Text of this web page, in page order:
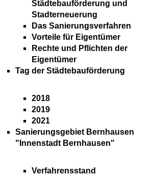
Städtebauförderung und
Stadterneuerung
Das Sanierungsverfahren
Vorteile für Eigentümer
Rechte und Pflichten der
Eigentümer
Tag der Städtebauförderung
2018
2019
2021
Sanierungsgebiet Bernhausen
"Innenstadt Bernhausen"
Verfahrensstand